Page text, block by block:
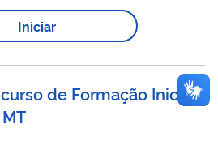
de regulamentação e
Iniciar
de Formação Inicial